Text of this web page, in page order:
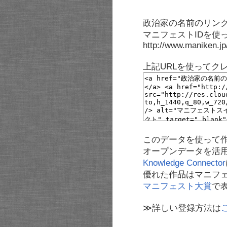
政治家の名前のリン
マニフェストIDを使
http://
上記URLを使ってク
このデータを使って
オープンデータを活
Knowledge Connector
優れた作品はマニフ
マニフェスト大賞で
≫詳しい登録方法は